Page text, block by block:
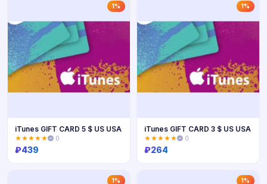
1%
iTunes GIFT CARD 5 $ US USA
★★★★★ 0
₽439
1%
iTunes GIFT CARD 3 $ US USA
★★★★★ 0
₽264
1% 1%